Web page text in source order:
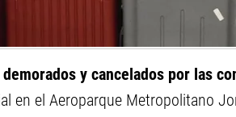
y cancelados por las
en el Aeroparque Metropolitano